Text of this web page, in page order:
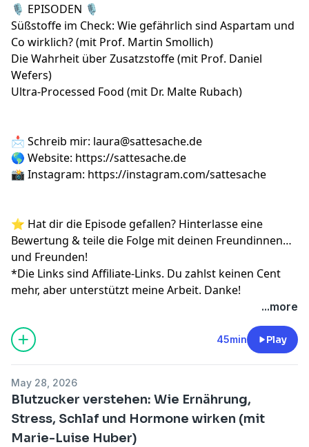
🎙️ EPISODEN 🎙️
Süßstoffe im Check: Wie gefährlich sind Aspartam und
Co wirklich? (mit Prof. Martin Smollich)
Die Wahrheit über Zusatzstoffe (mit Prof. Daniel
Wefers)
Ultra-Processed Food (mit Dr. Malte Rubach)
📩 Schreib mir: laura@sattesache.de
🌎 Website: https://sattesache.de
📸 Instagram: https://instagram.com/sattesache
⭐️ Hat dir die Episode gefallen? Hinterlasse eine
Bewertung & teile die Folge mit deinen Freundinnen
und Freunden!
*Die Links sind Affiliate-Links. Du zahlst keinen Cent
mehr, aber unterstützt meine Arbeit. Danke!
...more
45min Play
May 28, 2026
Blutzucker verstehen: Wie Ernährung,
Stress, Schlaf und Hormone wirken (mit
Marie-Luise Huber)